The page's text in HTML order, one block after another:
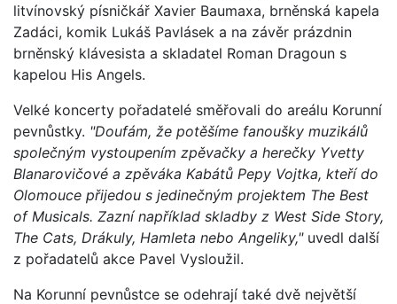
litvínovský písničkář Xavier Baumaxa, brněnská kapela
Zadáci, komik Lukáš Pavlásek a na závěr prázdnin
brněnský klávesista a skladatel Roman Dragoun s
kapelou His Angels.
Velké koncerty pořadatelé směřovali do areálu Korunní
pevnůstky. "Doufám, že potěšíme fanoušky muzikálů
společným vystoupením zpěvačky a herečky Yvetty
Blanarovičové a zpěváka Kabátů Pepy Vojtka, kteří do
Olomouce přijedou s jedinečným projektem The Best
of Musicals. Zazní například skladby z West Side Story,
The Cats, Drákuly, Hamleta nebo Angeliky,"uvedl další
z pořadatelů akce Pavel Vysloužil.
Na Korunní pevnůstce se odehrají také dvě největší